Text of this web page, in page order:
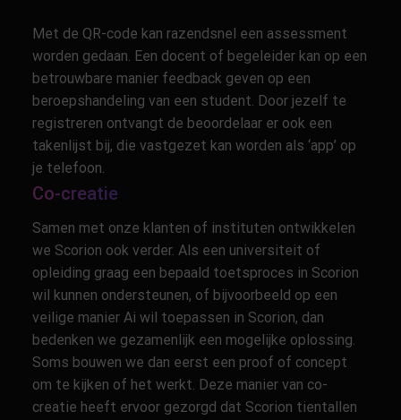
Met de QR-code kan razendsnel een assessment
worden gedaan. Een docent of begeleider kan op een
betrouwbare manier feedback geven op een
beroepshandeling van een student. Door jezelf te
registreren ontvangt de beoordelaar er ook een
takenlijst bij, die vastgezet kan worden als ‘app’ op
je telefoon.
Co-creatie
Samen met onze klanten of instituten ontwikkelen
we Scorion ook verder. Als een universiteit of
opleiding graag een bepaald toetsproces in Scorion
wil kunnen ondersteunen, of bijvoorbeeld op een
veilige manier Ai wil toepassen in Scorion, dan
bedenken we gezamenlijk een mogelijke oplossing.
Soms bouwen we dan eerst een proof of concept
om te kijken of het werkt. Deze manier van co-
creatie heeft ervoor gezorgd dat Scorion tientallen